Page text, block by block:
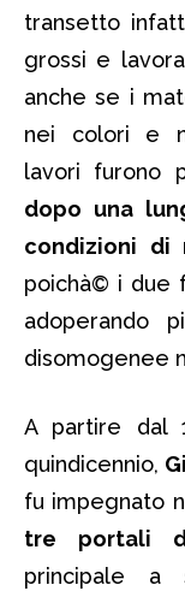
transetto
grossi e
anche se i
nei colori e
lavori furono
dopo una
condizioni di
poichà© i due
adoperando
disomogenee
A partire dal
quindicennio,
fu impegnato
tre portali
principale a